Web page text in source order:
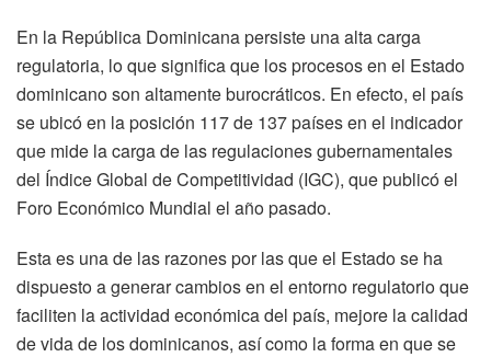
En la República Dominicana persiste una alta carga
regulatoria, lo que significa que los procesos en el Estado
dominicano son altamente burocráticos. En efecto, el país
se ubicó en la posición 117 de 137 países en el indicador
que mide la carga de las regulaciones gubernamentales
del Índice Global de Competitividad (IGC), que publicó el
Foro Económico Mundial el año pasado.
Esta es una de las razones por las que el Estado se ha
dispuesto a generar cambios en el entorno regulatorio que
faciliten la actividad económica del país, mejore la calidad
de vida de los dominicanos, así como la forma en que se